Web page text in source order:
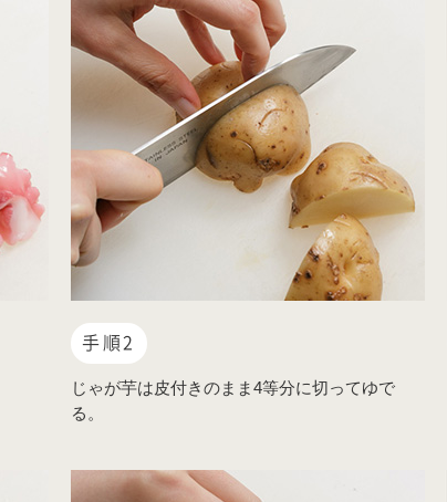
手順2
じゃが芋は皮付きのまま4等分に切ってゆで
る。